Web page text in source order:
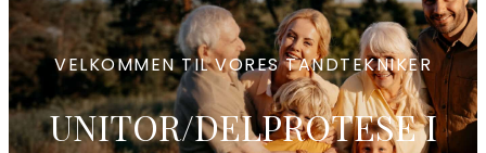
VELKOMMEN TIL VORES TANDTEKNIKER
UNITOR/DELPROTESE I